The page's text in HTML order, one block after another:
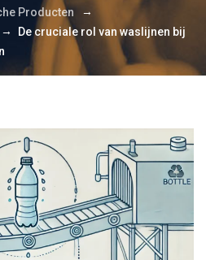
Producten →
→
De cruciale rol van waslijnen bij